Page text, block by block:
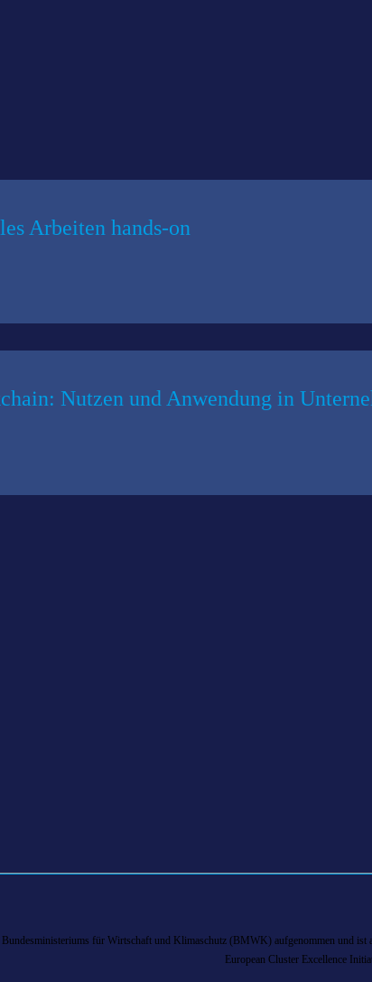
Arbeiten hands-on
Nutzen und Anwendung in
für Wirtschaft und Klimaschutz (BMWK) aufgenommen und
European Cluster Excellence